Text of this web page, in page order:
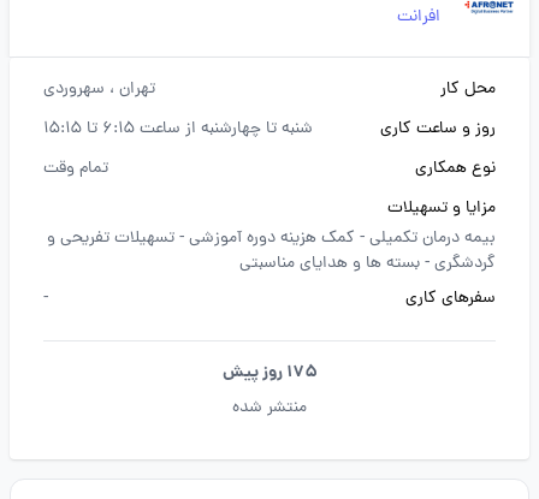
افرانت
محل کار تهران ، سهروردی
روز و ساعت کاری
شنبه تا چهارشنبه از ساعت 6:15 تا 15:15
نوع همکاری
تمام وقت
مزایا و تسهیلات
بیمه درمان تکمیلی - کمک هزینه دوره آموزشی -تسهیلات تفریحی و
گردشگری -بسته ها و هدایای مناسبتی
سفرهای کاری
-
175 روز پیش
منتشر شده